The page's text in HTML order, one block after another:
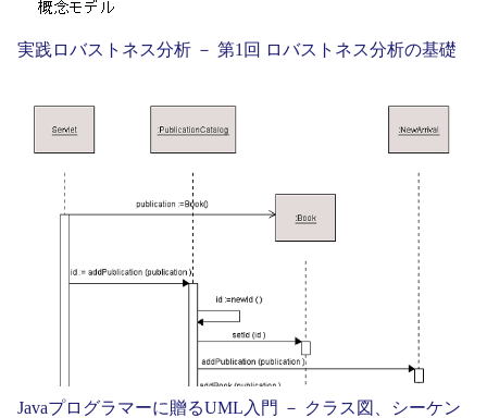
実践ロバストネス分析 － 第1回 ロバストネス分析の基礎
Javaプログラマーに贈るUML入門 － クラス図、シーケン